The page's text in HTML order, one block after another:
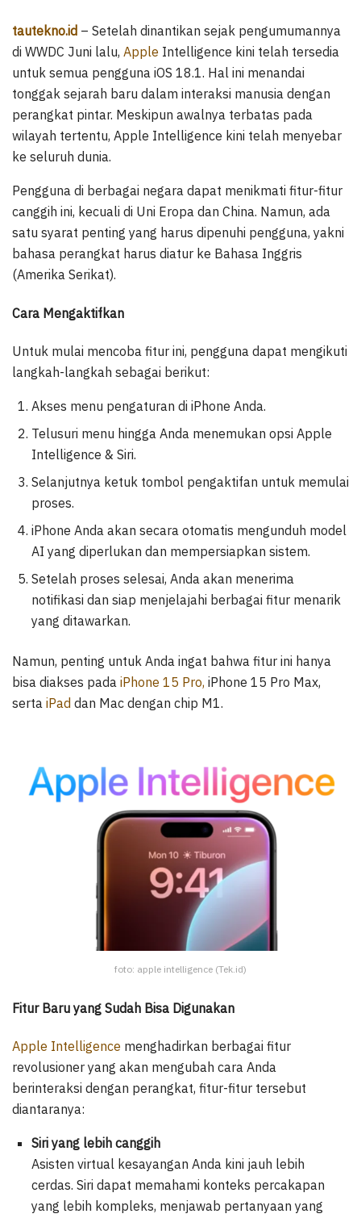
tautekno.id – Setelah dinantikan sejak pengumumannya
di WWDC Juni lalu, Apple Intelligence kini telah tersedia
untuk semua pengguna iOS 18.1. Hal ini menandai
tonggak sejarah baru dalam interaksi manusia dengan
perangkat pintar. Meskipun awalnya terbatas pada
wilayah tertentu, Apple Intelligence kini telah menyebar
ke seluruh dunia.
Pengguna di berbagai negara dapat menikmati fitur-fitur
canggih ini, kecuali di Uni Eropa dan China. Namun, ada
satu syarat penting yang harus dipenuhi pengguna, yakni
bahasa perangkat harus diatur ke Bahasa Inggris
(Amerika Serikat).
Cara Mengaktifkan
Untuk mulai mencoba fitur ini, pengguna dapat mengikuti
langkah-langkah sebagai berikut:
Akses menu pengaturan di iPhone Anda.
Telusuri menu hingga Anda menemukan opsi Apple
Intelligence & Siri.
Selanjutnya ketuk tombol pengaktifan untuk memulai
proses.
iPhone Anda akan secara otomatis mengunduh model
AI yang diperlukan dan mempersiapkan sistem.
Setelah proses selesai, Anda akan menerima
notifikasi dan siap menjelajahi berbagai fitur menarik
yang ditawarkan.
Namun, penting untuk Anda ingat bahwa fitur ini hanya
bisa diakses pada iPhone 15 Pro, iPhone 15 Pro Max,
serta iPad dan Mac dengan chip M1.
foto: apple intelligence (Tek.id)
Fitur Baru yang Sudah Bisa Digunakan
Apple Intelligence menghadirkan berbagai fitur
revolusioner yang akan mengubah cara Anda
berinteraksi dengan perangkat, fitur-fitur tersebut
diantaranya:
Siri yang lebih canggih
Asisten virtual kesayangan Anda kini jauh lebih
cerdas. Siri dapat memahami konteks percakapan
yang lebih kompleks, menjawab pertanyaan yang